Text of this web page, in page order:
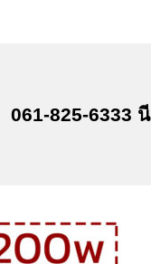
061-825-6333 นี